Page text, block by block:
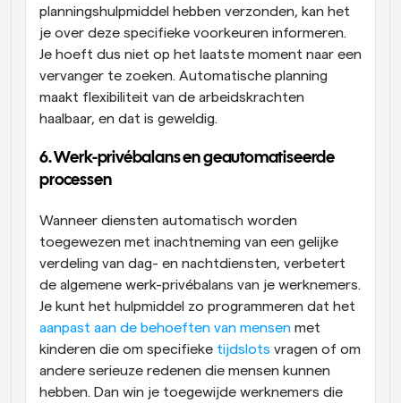
planningshulpmiddel hebben verzonden, kan het
je over deze specifieke voorkeuren informeren.
Je hoeft dus niet op het laatste moment naar een
vervanger te zoeken. Automatische planning
maakt flexibiliteit van de arbeidskrachten
haalbaar, en dat is geweldig.
6. Werk-privébalans en geautomatiseerde
processen
Wanneer diensten automatisch worden
toegewezen met inachtneming van een gelijke
verdeling van dag- en nachtdiensten, verbetert
de algemene werk-privébalans van je werknemers.
aanpast aan de behoeften van mensen met
kinderen die om specifieke tijdslots vragen of om
andere serieuze redenen die mensen kunnen
hebben. Dan win je toegewijde werknemers die